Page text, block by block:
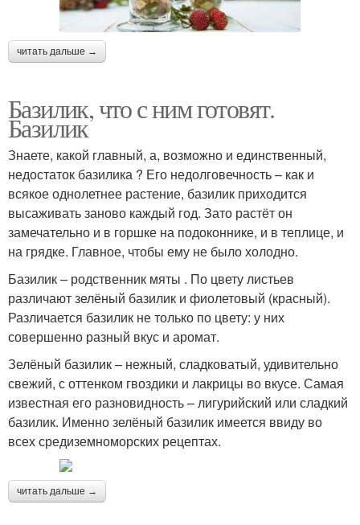
читать дальше →
Базилик, что с ним готовят.
Базилик
Знаете, какой главный, а, возможно и единственный,
недостаток базилика ? Его недолговечность – как и
всякое однолетнее растение, базилик приходится
высаживать заново каждый год. Зато растёт он
замечательно и в горшке на подоконнике, и в теплице, и
на грядке. Главное, чтобы ему не было холодно.
Базилик – родственник мяты . По цвету листьев
различают зелёный базилик и фиолетовый (красный).
Различается базилик не только по цвету: у них
совершенно разный вкус и аромат.
Зелёный базилик – нежный, сладковатый, удивительно
свежий, с оттенком гвоздики и лакрицы во вкусе. Самая
известная его разновидность – лигурийский или сладкий
базилик. Именно зелёный базилик имеется ввиду во
всех средиземноморских рецептах.
читать дальше →